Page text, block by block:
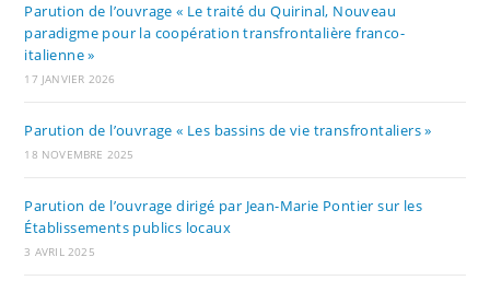
Parution de l’ouvrage « Le traité du Quirinal, Nouveau
paradigme pour la coopération transfrontalière franco-
italienne »
17 JANVIER 2026
Parution de l’ouvrage « Les bassins de vie transfrontaliers »
18 NOVEMBRE 2025
Parution de l’ouvrage dirigé par Jean-Marie Pontier sur les
Établissements publics locaux
3 AVRIL 2025